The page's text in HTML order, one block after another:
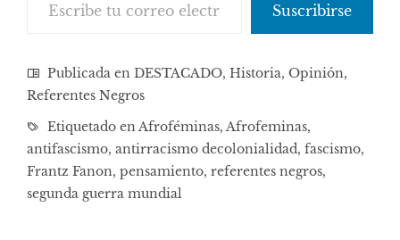
Suscribirse
Publicada en DESTACADO, Historia, Opinión,
Referentes Negros
Etiquetado enAfroféminas, Afrofeminas,
antifascismo, antirracismo decolonialidad, fascismo,
Frantz Fanon, pensamiento, referentes negros,
segunda guerra mundial